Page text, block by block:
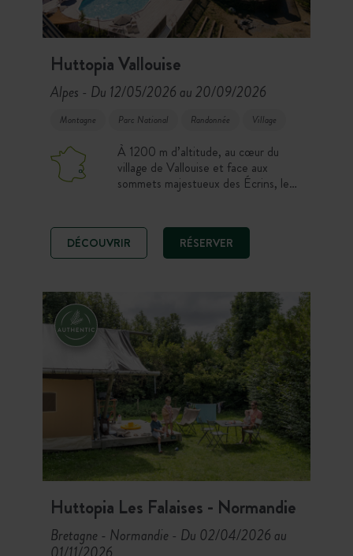
Huttopia Vallouise
Alpes - Du 12/05/2026 au 20/09/2026
Montagne Parc National Randonnée Village
À 1200 m d’altitude, au cœur du
village de Vallouise et face aux
sommets majestueux des Écrins, le
les Hautes-Alpes, entre
randonnées, VTT, parapente,
baignades en lac et piscine,
emplacements au grand air et vue
panoramique.
DÉCOUVRIR RÉSERVER
Huttopia Les Falaises - Normandie
Bretagne - Normandie - Du 02/04/2026 au